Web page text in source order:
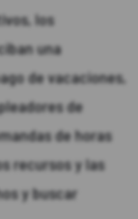
los
una
de vacaciones,
de
de horas
recursos y las
y buscar